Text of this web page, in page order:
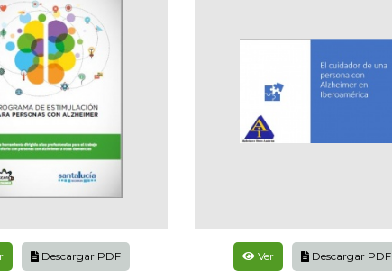
Descargar PDF Ver Descargar PDF